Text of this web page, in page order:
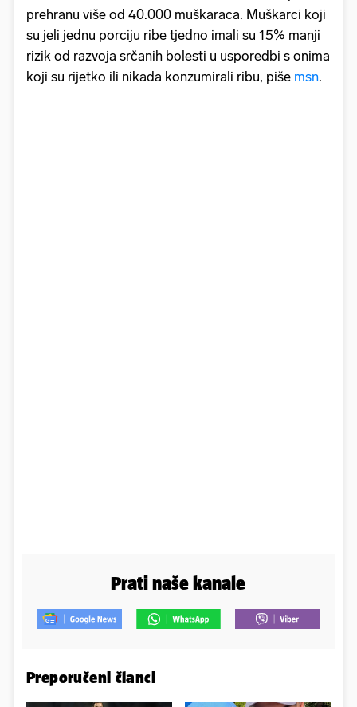
prehranu više od 40.000 muškaraca. Muškarci koji
su jeli jednu porciju ribe tjedno imali su 15% manji
rizik od razvoja srčanih bolesti u usporedbi s onima
koji su rijetko ili nikada konzumirali ribu, piše msn.
Prati naše kanale
Preporučeni članci